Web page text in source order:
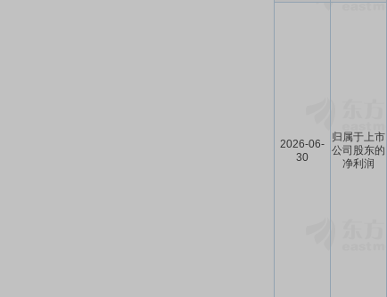
2026-06-
30
归属于上市
公司股东的
净利润